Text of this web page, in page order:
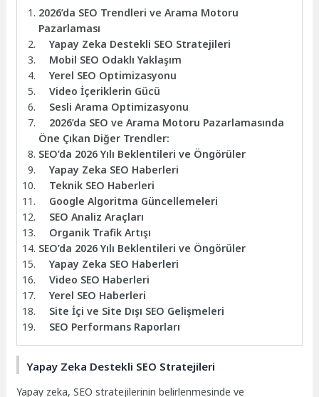
2026’da SEO Trendleri ve Arama Motoru
Pazarlaması
Yapay Zeka Destekli SEO Stratejileri
Mobil SEO Odaklı Yaklaşım
Yerel SEO Optimizasyonu
Video İçeriklerin Gücü
Sesli Arama Optimizasyonu
2026’da SEO ve Arama Motoru Pazarlamasında
Öne Çıkan Diğer Trendler:
SEO’da 2026 Yılı Beklentileri ve Öngörüler
Yapay Zeka SEO Haberleri
Teknik SEO Haberleri
Google Algoritma Güncellemeleri
SEO Analiz Araçları
Organik Trafik Artışı
SEO’da 2026 Yılı Beklentileri ve Öngörüler
Yapay Zeka SEO Haberleri
Video SEO Haberleri
Yerel SEO Haberleri
Site İçi ve Site Dışı SEO Gelişmeleri
SEO Performans Raporları
Yapay Zeka Destekli SEO Stratejileri
Yapay zeka, SEO stratejilerinin belirlenmesinde ve